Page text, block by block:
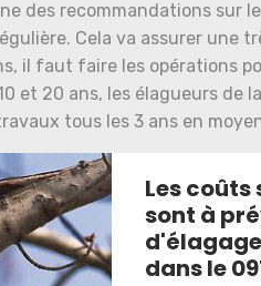
des recommandations sur
Cela va assurer une
il faut faire les opérations
et 20 ans, les élagueurs de
tous les 3 ans en
Les
sont à
dans le